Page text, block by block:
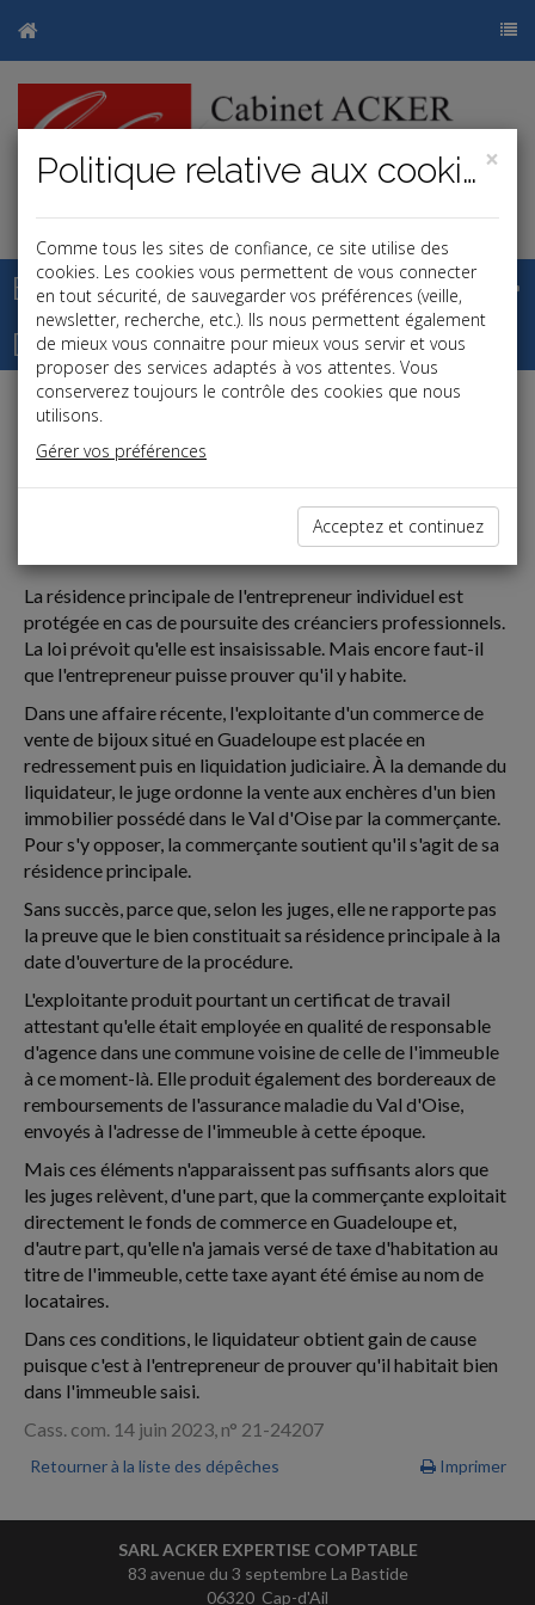
Base documentaire
Dépêches
Vie des affaires
Date: 2023-07-21
RÉSIDENCE PRINCIPALE DE L'ENTREPRENEUR EN
La résidence principale de l'entrepreneur individuel est
protégée en cas de poursuite des créanciers professionnels.
La loi prévoit qu'elle est insaisissable. Mais encore faut-il
que l'entrepreneur puisse prouver qu'il y habite.
Dans une affaire récente, l'exploitante d'un commerce de
vente de bijoux situé en Guadeloupe est placée en
redressement puis en liquidation judiciaire. À la demande du
liquidateur, le juge ordonne la vente aux enchères d'un bien
immobilier possédé dans le Val d'Oise par la commerçante.
Pour s'y opposer, la commerçante soutient qu'il s'agit de sa
résidence principale.
Sans succès, parce que, selon les juges, elle ne rapporte pas
la preuve que le bien constituait sa résidence principale à la
date d'ouverture de la procédure.
L'exploitante produit pourtant un certificat de travail
attestant qu'elle était employée en qualité de responsable
d'agence dans une commune voisine de celle de l'immeuble
à ce moment-là. Elle produit également des bordereaux de
remboursements de l'assurance maladie du Val d'Oise,
envoyés à l'adresse de l'immeuble à cette époque.
Mais ces éléments n'apparaissent pas suffisants alors que
les juges relèvent, d'une part, que la commerçante exploitait
directement le fonds de commerce en Guadeloupe et,
d'autre part, qu'elle n'a jamais versé de taxe d'habitation au
titre de l'immeuble, cette taxe ayant été émise au nom de
locataires.
Dans ces conditions, le liquidateur obtient gain de cause
puisque c'est à l'entrepreneur de prouver qu'il habitait bien
dans l'immeuble saisi.
Cass. com. 14 juin 2023, n° 21-24207
Retourner à la liste des dépêches Imprimer
SARL ACKER EXPERTISE COMPTABLE
83 avenue du 3 septembre La Bastide
06320 Cap-d'Ail
×
Politique relative aux cookies
Comme tous les sites de confiance, ce site utilise des
cookies. Les cookies vous permettent de vous connecter
en tout sécurité, de sauvegarder vos préférences (veille,
newsletter, recherche, etc.). Ils nous permettent également
de mieux vous connaitre pour mieux vous servir et vous
proposer des services adaptés à vos attentes. Vous
conserverez toujours le contrôle des cookies que nous
utilisons.
Gérer vos préférences
Acceptez et continuez